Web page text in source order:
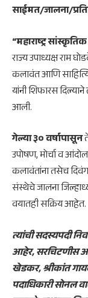
साईमत/जालना/
“महाराष्ट्र
राज्य उपाध्यक्ष राम
कलावंत आणि
यांनी शिफारस
आली.
गेल्या ३० वर्षापासून
उपोषण, मोर्चा व
कलावंतांना तसेच
संस्थेचे जालना
वयातही सक्रिय आहेत.
त्यांची सदस्यपदी
आहेर, सरचिटणीस
खेडकर, श्रीकांत
पदाधिकारी सोनल